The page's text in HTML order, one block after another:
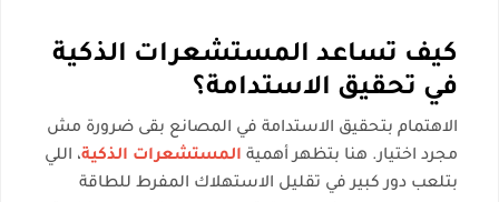
كيف تساعد المستشعرات الذكية
في تحقيق الاستدامة؟
الاهتمام بتحقيق الاستدامة في المصانع بقى ضرورة مش
مجرد اختيار. هنا بتظهر أهمية المستشعرات الذكية، اللي
بتلعب دور كبير في تقليل الاستهلاك المفرط للطاقة